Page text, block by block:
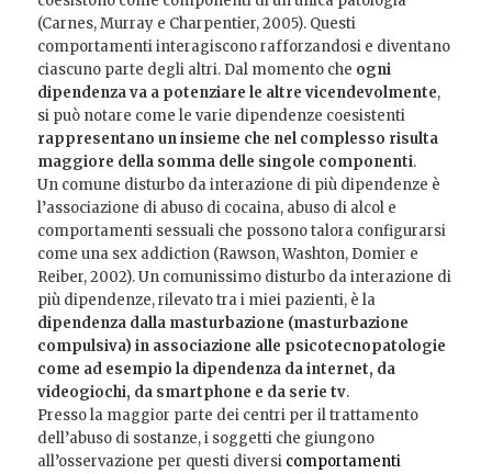
(Carnes, Murray e Charpentier, 2005). Questi
comportamenti interagiscono rafforzandosi e diventano
ciascuno parte degli altri. Dal momento che ogni
dipendenza va a potenziare le altre vicendevolmente,
si può notare come le varie dipendenze coesistenti
rappresentano un insieme che nel complesso risulta
maggiore della somma delle singole componenti.
Un comune disturbo da interazione di più dipendenze è
l’associazione di abuso di cocaina, abuso di alcol e
comportamenti sessuali che possono talora configurarsi
come una sex addiction (Rawson, Washton, Domier e
Reiber, 2002). Un comunissimo disturbo da interazione di
più dipendenze, rilevato tra i miei pazienti, è la
dipendenza dalla masturbazione (masturbazione
compulsiva) in associazione alle psicotecnopatologie
come ad esempio la dipendenza da internet, da
videogiochi, da smartphone e da serie tv.
Presso la maggior parte dei centri per il trattamento
dell’abuso di sostanze, i soggetti che giungono
all’osservazione per questi diversi comportamenti